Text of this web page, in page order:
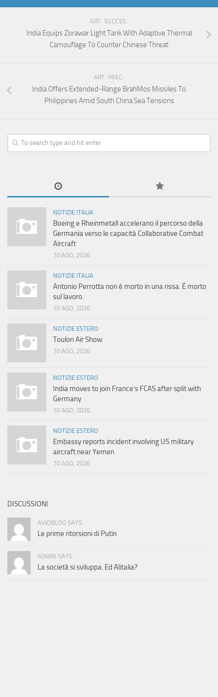
ART. SUCCES.
India Equips Zorawar Light Tank With Adaptive Thermal
Camouflage To Counter Chinese Threat
ART. PREC.
India Offers Extended-Range BrahMos Missiles To
Philippines Amid South China Sea Tensions
NOTIZIE ITALIA
Boeing e Rheinmetall accelerano il percorso della
Germania verso le capacità Collaborative Combat
Aircraft
10 AGO, 2026
NOTIZIE ITALIA
Antonio Perrotta non è morto in una rissa. È morto
sul lavoro.
10 AGO, 2026
NOTIZIE ESTERO
Toulon Air Show
10 AGO, 2026
NOTIZIE ESTERO
India moves to join France’s FCAS after split with
Germany
10 AGO, 2026
NOTIZIE ESTERO
Embassy reports incident involving US military
aircraft near Yemen
10 AGO, 2026
DISCUSSIONI
AVIOBLOG SAYS:
Le prime ritorsioni di Putin
ADMIN SAYS:
La società si sviluppa. Ed Alitalia?